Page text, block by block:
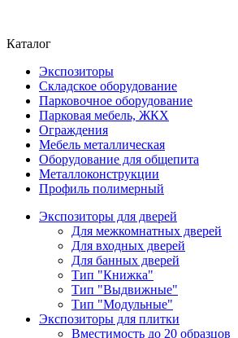
Каталог
Экспозиторы
Складское оборудование
Парковочное оборудование
Парковая мебель, ЖКХ
Ограждения
Мебель металлическая
Оборудование для общепита
Металлоконструкции
Профиль полимерный
Экспозиторы для дверей
Для межкомнатных дверей
Для входных дверей
Для банных дверей
Тип "Книжка"
Тип "Выдвижные"
Тип "Модульные"
Экспозиторы для плитки
Вместимость до 20 образцов